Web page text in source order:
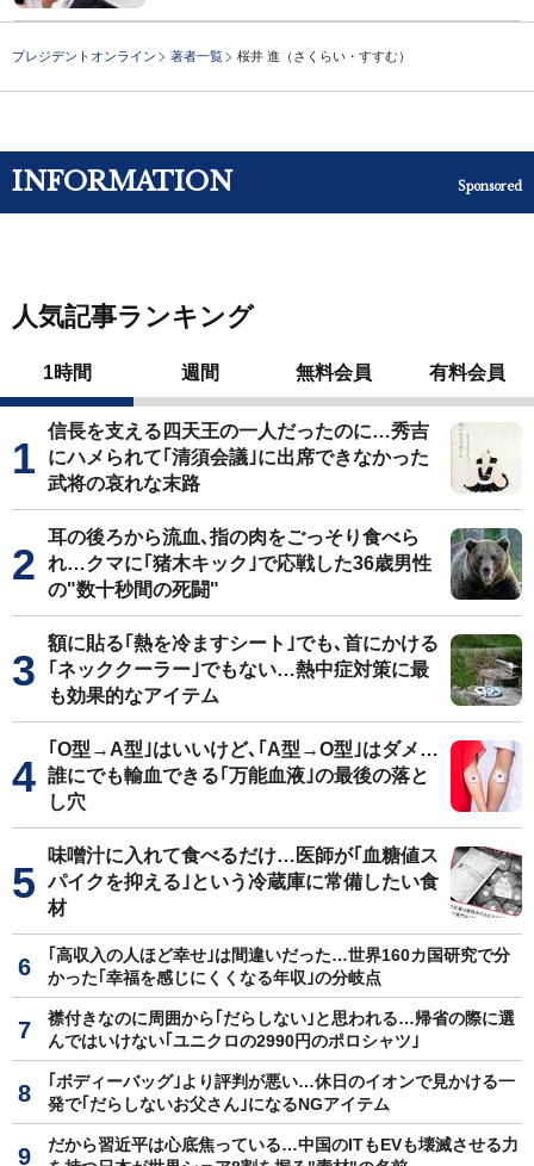
プレジデントオンライン 著者一覧 桜井 進（さくらい・すすむ）
INFORMATION Sponsored
人気記事ランキング
1時間 週間 無料会員 有料会員
信長を支える四天王の一人だったのに…秀吉
にハメられて｢清須会議｣に出席できなかった
武将の哀れな末路
耳の後ろから流血､指の肉をごっそり食べら
れ…クマに｢猪木キック｣で応戦した36歳男性
の"数十秒間の死闘"
額に貼る｢熱を冷ますシート｣でも､首にかける
｢ネッククーラー｣でもない…熱中症対策に最
も効果的なアイテム
｢O型→A型｣はいいけど､｢A型→O型｣はダメ…
誰にでも輸血できる｢万能血液｣の最後の落と
し穴
味噌汁に入れて食べるだけ…医師が｢血糖値ス
パイクを抑える｣という冷蔵庫に常備したい食
材
｢高収入の人ほど幸せ｣は間違いだった…世界160カ国研究で分
かった｢幸福を感じにくくなる年収｣の分岐点
襟付きなのに周囲から｢だらしない｣と思われる…帰省の際に選
んではいけない｢ユニクロの2990円のポロシャツ｣
｢ボディーバッグ｣より評判が悪い…休日のイオンで見かける一
発で｢だらしないお父さん｣になるNGアイテム
だから習近平は心底焦っている…中国のITもEVも壊滅させる力